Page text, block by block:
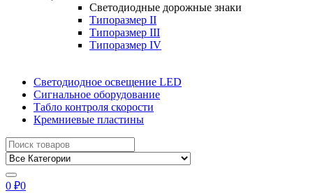
Светодиодные дорожные знаки
Типоразмер II
Типоразмер III
Типоразмер IV
Светодиодное освещение LED
Сигнальное оборудование
Табло контроля скорости
Кремниевые пластины
Найти:
0 ₽0